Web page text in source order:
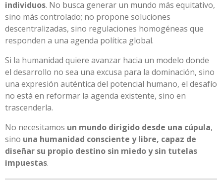
individuos. No busca generar un mundo más equitativo,
sino más controlado; no propone soluciones
descentralizadas, sino regulaciones homogéneas que
responden a una agenda política global.
Si la humanidad quiere avanzar hacia un modelo donde
el desarrollo no sea una excusa para la dominación, sino
una expresión auténtica del potencial humano, el desafío
no está en reformar la agenda existente, sino en
trascenderla.
No necesitamos un mundo dirigido desde una cúpula,
sino una humanidad consciente y libre, capaz de
diseñar su propio destino sin miedo y sin tutelas
impuestas.